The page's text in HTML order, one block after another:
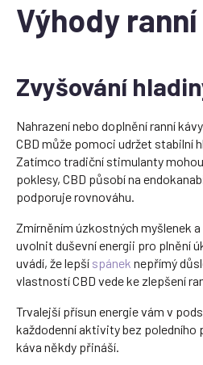
Výhody
Zvyšování
Nahrazení nebo doplnění ranní
CBD může pomoci udržet stabilní
Zatímco tradiční stimulanty
poklesy, CBD působí na
podporuje rovnováhu.
Zmírněním úzkostných myšlenek
uvolnit duševní energii pro plnění
uvádí, že lepší spánek nepřímý
vlastností CBD vede ke zlepšení
Trvalejší přísun energie vám v
každodenní aktivity bez poledního
káva někdy přináší.